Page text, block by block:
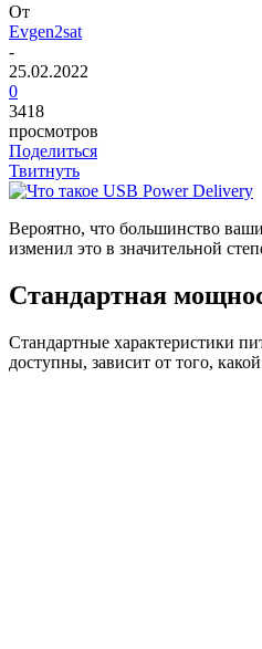
От
Evgen2sat
-
25.02.2022
0
3418
просмотров
Поделиться
Твитнуть
Вероятно, что большинство
изменил это в значительной
Стандартная
Стандартные характеристики
доступны, зависит от того,